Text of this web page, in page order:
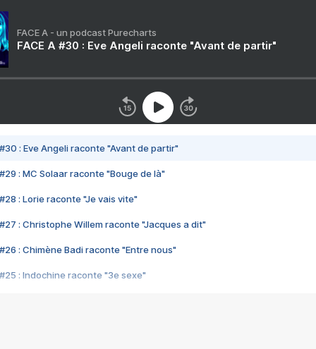
FACE A - un podcast Purecharts
FACE A #30 : Eve Angeli raconte "Avant de partir"
#30 : Eve Angeli raconte "Avant de partir"
#29 : MC Solaar raconte "Bouge de là"
#28 : Lorie raconte "Je vais vite"
#27 : Christophe Willem raconte "Jacques a dit"
#26 : Chimène Badi raconte "Entre nous"
#25 : Indochine raconte "3e sexe"